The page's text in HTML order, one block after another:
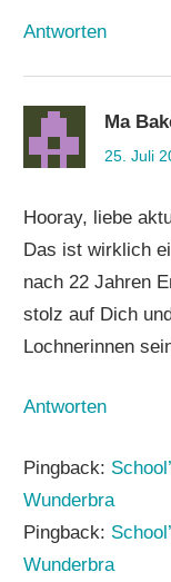
Antworten
Ma
25. Juli
Hooray, liebe
Das ist wirklich
nach 22 Jahren
stolz auf Dich
Lochnerinnen
Antworten
Pingback:
Wunderbra
Pingback:
Wunderbra